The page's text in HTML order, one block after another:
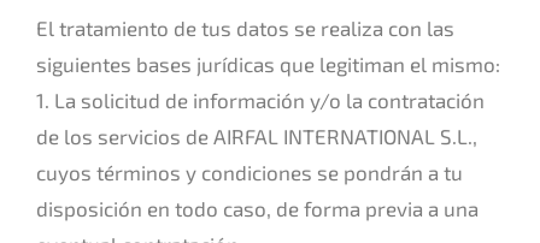
El tratamiento de tus datos se realiza con las
siguientes bases jurídicas que legitiman el mismo:
1. La solicitud de información y/o la contratación
de los servicios de AIRFAL INTERNATIONAL S.L.,
cuyos términos y condiciones se pondrán a tu
disposición en todo caso, de forma previa a una